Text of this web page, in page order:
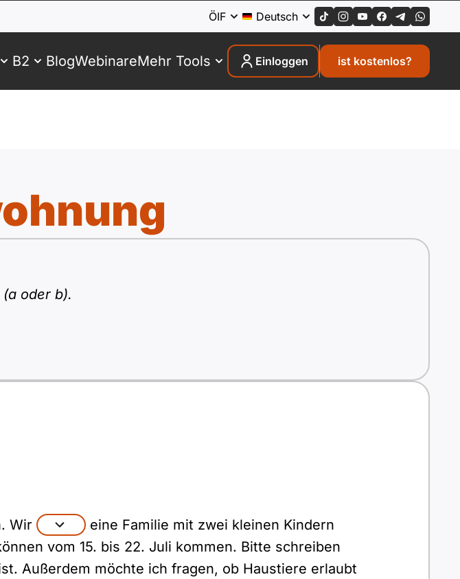
ÖIF Deutsch
B2 BlogWebinareMehr Tools Einloggen ist kostenlos?
oder b).
Wir
eine Familie mit zwei kleinen Kindern
vom 15. bis 22. Juli kommen. Bitte schreiben
Außerdem möchte ich fragen, ob Haustiere erlaubt